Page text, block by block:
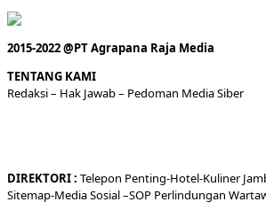
2015-2022 @PT Agrapana Raja Media
TENTANG KAMI
Redaksi– Hak Jawab – Pedoman Media Siber
DIREKTORI: Telepon Penting-Hotel-Kuliner
Sitemap-Media Sosial –SOP Perlindungan